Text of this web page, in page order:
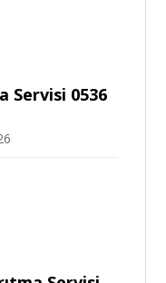
Servisi 0536